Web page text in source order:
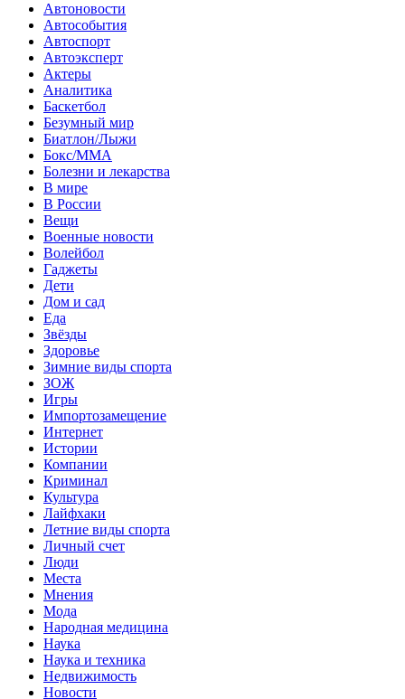
Автоновости
Автособытия
Автоспорт
Автоэксперт
Актеры
Аналитика
Баскетбол
Безумный мир
Биатлон/Лыжи
Бокс/MMA
Болезни и лекарства
В мире
В России
Вещи
Военные новости
Волейбол
Гаджеты
Дети
Дом и сад
Еда
Звёзды
Здоровье
Зимние виды спорта
ЗОЖ
Игры
Импортозамещение
Интернет
Истории
Компании
Криминал
Культура
Лайфхаки
Летние виды спорта
Личный счет
Люди
Места
Мнения
Мода
Народная медицина
Наука
Наука и техника
Недвижимость
Новости